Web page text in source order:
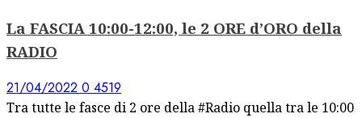
La FASCIA 10:00-12:00, le 2 ORE d’ORO della
RADIO
21/04/2022 0 4519
Tra tutte le fasce di 2 ore della #Radio quella tra le 10:00